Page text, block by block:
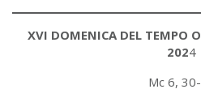
XVI DOMENICA DEL TEMPO
2024
Mc 6,